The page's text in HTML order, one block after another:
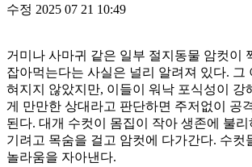
수정 2025 07 21 10:49
거미나 사마귀 같은 일부 절지동물 암컷이
잡아먹는다는 사실은 널리 알려져 있다. 그
혀지지 않았지만, 이들이 워낙 포식성이 강
게 만만한 상대라고 판단하면 주저없이 공
된다. 대개 수컷이 몸집이 작아 생존에 불
기려고 목숨을 걸고 암컷에 다가간다. 수컷
놀라움을 자아낸다.